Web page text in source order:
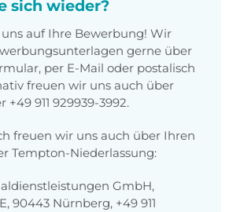
sich wieder?
auf Ihre Bewerbung! Wir
gerne über
per E-Mail oder postalisch
freuen wir uns auch über
911 929939-3992.
freuen wir uns auch über Ihren
Tempton-Niederlassung:
GmbH,
90443 Nürnberg, +49 911